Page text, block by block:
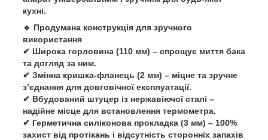
кухні.
🔹 Продумана конструкція для зручного
використання
✔ Широка горловина (110 мм) – спрощує миття бака
та догляд за ним.
✔ Змінна кришка-фланець (2 мм) – міцне та зручне
з’єднання для довговічної експлуатації.
✔ Вбудований штуцер із нержавіючої сталі –
надійне місце для встановлення термометра.
✔ Герметична силіконова прокладка (3 мм) – 100%
захист від протікань і відсутність сторонніх запахів